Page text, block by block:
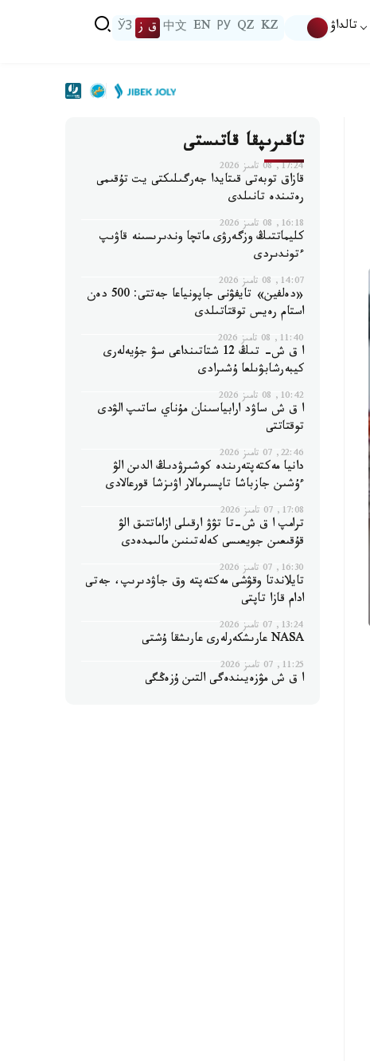
تالداۋ KZ
QZ
РУ
EN
中文 ق ز ЎЗ
تاقىرىپقا قاتىستى
17:24, 08 تامىز 2026
قازاق توبەتى قىتايدا جەرگىلىكتى يت تۇقىمى
رەتىندە تانىلدى
16:18, 08 تامىز 2026
كليماتتىڭ وزگەرۋى ماتچا وندىرىسىنە قاۋىپ
ءتوندىردى
14:07, 08 تامىز 2026
«دەلفين» تايفۋنى جاپونياعا جەتتى: 500 دەن
استام رەيس توقتاتىلدى
11:40, 08 تامىز 2026
ا ق ش- تىڭ 12 شتاتىنداعى سۋ جۇيەلەرى
كيبەرشابۋىلعا ۇشىرادى
10:42, 08 تامىز 2026
ا ق ش ساۋد ارابياسىنان مۇناي ساتىپ الۋدى
توقتاتتى
22:46, 07 تامىز 2026
دانيا مەكتەپتەرىندە كوشىرۋدىڭ الدىن الۋ
ءۇشىن جازباشا تاپسىرمالار اۋىزشا قورعالادى
17:08, 07 تامىز 2026
ترامپ ا ق ش-تا تۋۋ ارقىلى ازاماتتىق الۋ
قۇقىعىن جويعىسى كەلەتىنىن مالىمدەدى
16:30, 07 تامىز 2026
تايلاندتا وقۋشى مەكتەپتە وق جاۋدىرىپ، جەتى
ادام قازا تاپتى
13:24, 07 تامىز 2026
NASA عارىشكەرلەرى عارىشقا ۇشتى
11:25, 07 تامىز 2026
ا ق ش مۋزەيىندەگى التىن ۇزەڭگى